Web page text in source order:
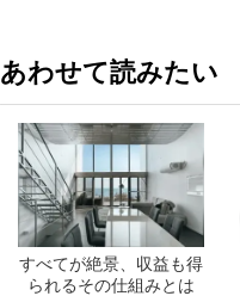
あわせて読みたい
すべてが絶景、収益も得
られるその仕組みとは